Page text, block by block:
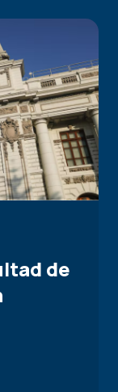
de